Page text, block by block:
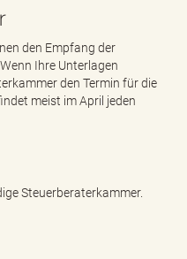
den Empfang der
Ihre Unterlagen
den Termin für die
meist im April jeden
Steuerberaterkammer.